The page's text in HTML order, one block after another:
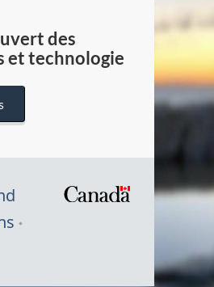
des
et technologie